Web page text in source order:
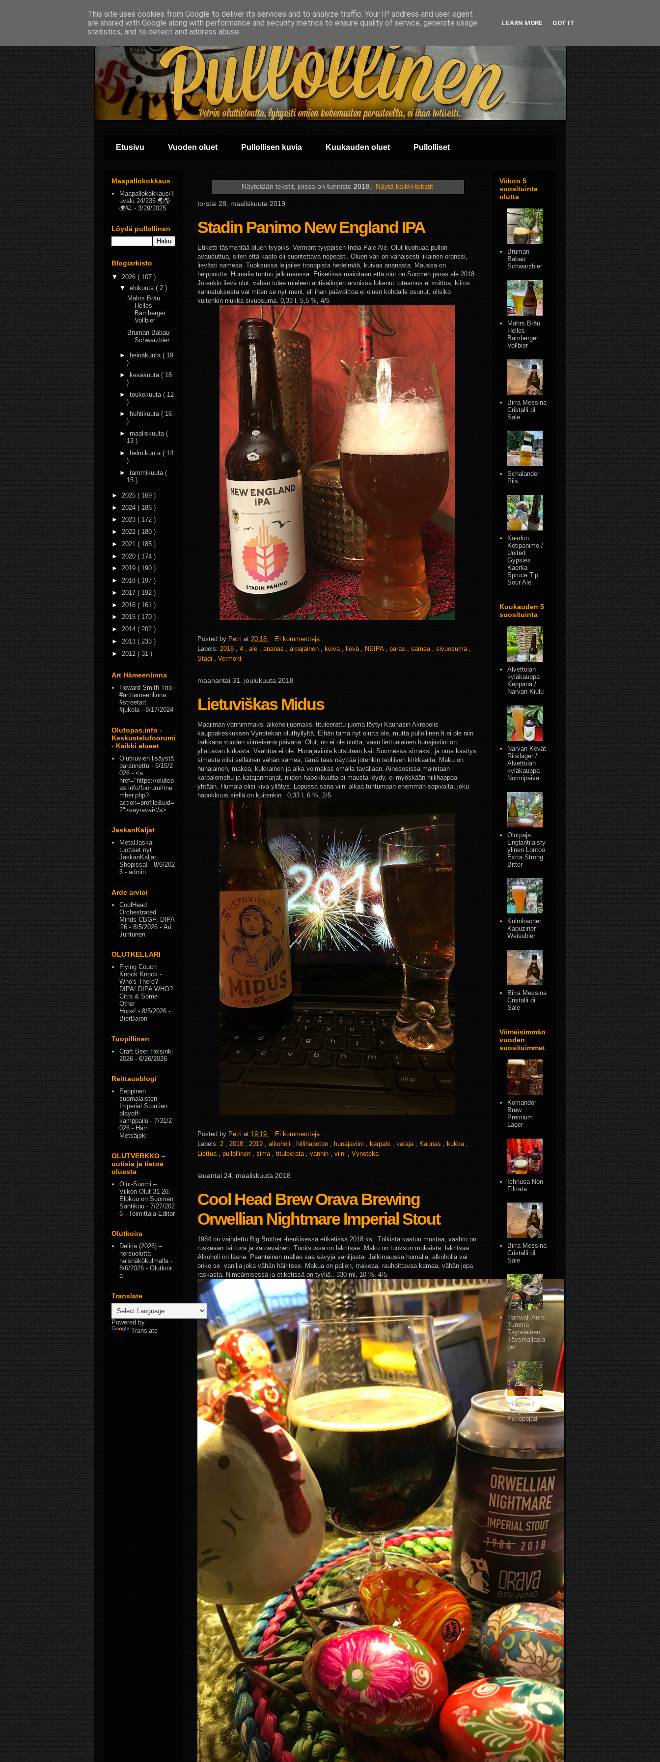
Etusivu Vuoden oluet Pullollisen kuvia Kuukauden oluet Pullolliset
Näytetään tekstit, joissa on tunniste 2018. Näytä kaikki tekstit
torstai 28. maaliskuuta 2019
Stadin Panimo New England IPA
Etiketti täsmentää oluen tyypiksi Vermont-tyyppisen India Pale Ale. Olut kuohuaa pullon
avauduttua, siten että kaato oli suoritettava nopeasti. Oluen väri on vähäisesti likainen oranssi,
lievästi sameaa. Tuoksussa leijailee trooppista hedelmää, kuivaa ananasta. Maussa on
helppoutta. Humalia tuntuu jälkimaussa. Etiketissä mainitaan että olut on Suomen paras ale 2018.
Jotenkin lievä olut, vähän tulee mieleen antisaikojen arvoissa lukenut toteamus ei voittoa, kiitos
kannatuksesta vai miten se nyt meni, eli ihan päävoittoa ei oluen kohdalle osunut, olisiko
kuitenkin niukka sivuosuma. 0,33 l, 5,5 %, 4/5
Posted by Petri at 20.18
Ei kommentteja :
Labels: 2018 , 4 , ale , ananas , arpajainen , kuiva , lievä , NEIPA , paras , samea , sivuosuma ,
Stadi , Vermont
maanantai 31. joulukuuta 2018
Lietuviškas Midus
Maailman vanhimmaksi alkoholijuomaksi tituleerattu juoma löytyi Kaunasin Akropolis-
kauppakeskuksen Vynotekan oluthyllyltä. Eihän tämä nyt olutta ole, mutta pullollinen.fi ei ole niin
tarkkana vuoden viimeisenä päivänä. Olut, no ei ole olutta, vaan liettualainen hunajaviini on
yllättävän kirkasta. Vaahtoa ei ole. Hunajaviiniä kutsutaan kait Suomessa simaksi, ja oma käsitys
simasta olisi sellainen vähän samea, tämä taas näyttää jotenkin teollisen kirkkaalta. Maku on
hunajainen, makea, kukkainen ja aika voimakas omalla tavallaan. Ainesosissa mainitaan
karpalomehu ja katajanmarjat, niiden hapokkuutta ei mausta löydy, ei myöskään hiilihappoa
yhtään. Humala olisi kiva yllätys. Lopussa sana viini alkaa tuntumaan enemmän sopivalta, joku
hapokkuus siellä on kuitenkin. 0,33 l, 6 %, 2/5
Posted by Petri at 19.19
Ei kommentteja :
Labels: 2 2018 2019 alkoholi hiilihapoton hunajaviini karpalo kataja Kaunas kukka
Liettua
pullollinen sima tituleerata vanhin viini Vynoteka
lauantai 24. maaliskuuta 2018
Cool Head Brew Orava Brewing
Orwellian Nightmare Imperial Stout
1984 on vaihdettu Big Brother -henkisessä etiketissä 2018:ksi. Tölkistä kaatuu mustaa, vaahto on
ruskeaan taittuva ja katoavainen. Tuoksussa on lakritsaa. Maku on tuoksun mukaista, lakritsaa.
Alkoholi on läsnä. Paahteinen mallas saa sävyjä vaniljasta. Jälkimaussa humalia, alkoholia vai
onko se vanilja joka vähän häiritsee. Makua on paljon, makeaa, rauhoittavaa kamaa, vähän jopa
raskasta. Nimeämisessä ja etiketissä on tyyliä.. 330 ml, 10 %, 4/5
Maapallokokkaus
Maapallokokkaus/T
uvalu 24/235 🌏🌎
🌍🪐 - 3/29/2025
Löydä pullollinen
Blogiarkisto
▼ 2026 ( 107 )
▼ elokuuta ( 2 )
Mahrs Bräu
Helles
Bamberger
Vollbier
Bruman Babau
Schwarzbier
► heinäkuuta ( 19
)
►
kesäkuuta ( 16
)
► toukokuuta ( 12
)
►
huhtikuuta ( 16
)
► maaliskuuta (
13 )
►
helmikuuta ( 14
)
► tammikuuta (
15 )
► 2025 ( 169 )
► 2024 ( 186 )
► 2023 ( 172 )
► 2022 ( 180 )
► 2021 ( 185 )
► 2020 ( 174 )
► 2019 ( 190 )
► 2018 ( 197 )
► 2017 ( 192 )
► 2016 ( 161 )
► 2015 ( 170 )
► 2014 ( 202 )
► 2013 ( 233 )
► 2012 ( 31 )
Art Hämeenlinna
Howard Smith Trio
#arthämeenlinna
#streetart
#jukola- 8/17/2024
Olutopas.info -
Keskustelufoorumi
- Kaikki alueet
Olutkuvien lisäystä
parannettu - 5/15/2
026 - <a
href="https://olutop
as.info/foorumi/me
mber.php?
action=profile&uid=
2">sayravai</a>
JaskanKaljat
MetalJaska-
tuotteet nyt
JaskanKaljat
Shopissa! - 8/6/202
6 - admin
Arde arvioi
CoolHead
Orchestrated
Minds CBGF: DIPA
'26 - 8/5/2026 - Ari
Juntunen
OLUTKELLARI
Flying Couch
Knock Knock -
Who's There?
DIPA! DIPA WHO?
Citra & Some
Other
Hops! - 8/5/2026 -
BierBaron
Tuopillinen
Craft Beer Helsinki
2026 - 6/26/2026
Reittausblogi
Eeppinen
suomalaisten
Imperial Stoutien
playoff-
kamppailu - 7/31/2
026 - Harri
Metsäjoki
OLUTVERKKO –
uutisia ja tietoa
oluesta
Olut-Suomi –
Viikon Olut 31-26:
Elokuu on Suomen
Sahtikuu - 7/27/202
6 - Toimittaja Editor
Olutkoira
Deliria (2026) –
norsuolutta
naisnäkökulmalla-
8/6/2026 - Olutkoir
a
Translate
Powered by
Translate
Viikon 5
suosituinta
olutta
Bruman
Babau
Schwarzbier
Mahrs Bräu
Helles
Bamberger
Vollbier
Birra Messina
Cristalli di
Sale
Schalander
Pils
Kaarlon
Kotipanimo /
United
Gypsies
Kaerka
Spruce Tip
Sour Ale
Kuukauden 5
suosituinta
Alvettulan
kyläkauppa
Keppana /
Narvan Kiulu
Narvan Kevät
Riisilager /
Alvettulan
kyläkauppa
Normipäivä
Olutpaja
Englantilaisty
ylinen Lontoo
Extra Strong
Bitter
Kulmbacher
Kapuziner
Weissbier
Birra Messina
Cristalli di
Sale
Viimeisimmän
vuoden
suosituimmat
Komandor
Brew
Premium
Lager
Ichnusa Non
Filtrata
Birra Messina
Cristalli di
Sale
Hartwall Aura
Tumma
Täyteläinen
Täysmallasla
ger
Hiiumaa /
Põhjala
Pekopojad
This site uses cookies from Google to deliver its services and to analyze traffic. Your IP address and user-agent
are shared with Google along with performance and security metrics to ensure quality of service, generate usage
statistics, and to detect and address abuse.
LEARN MORE GOT IT